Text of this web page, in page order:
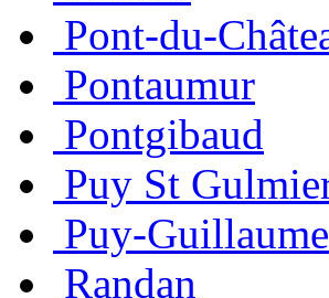
Pont-du-
Pontaumur
Pontgibaud
Puy St
Puy-Guillaume
Randan